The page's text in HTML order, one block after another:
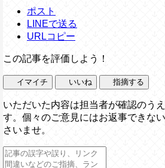
ポスト
LINEで送る
URLコピー
この記事を評価しよう！
イマイチ いいね 指摘する
いただいた内容は担当者が確認のう
す。個々のご意見にはお返事できな
さいませ。